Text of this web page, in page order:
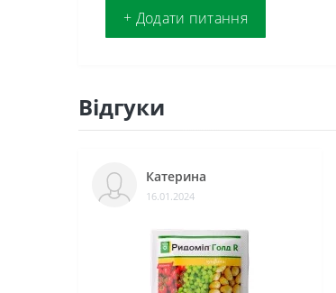
+ Додати питання
Відгуки
Катерина
16.01.2024